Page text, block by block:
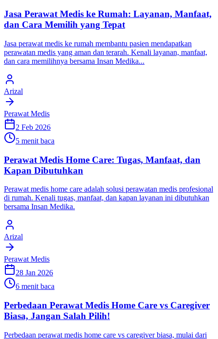
Jasa Perawat Medis ke Rumah: Layanan, Manfaat,
dan Cara Memilih yang Tepat
Jasa perawat medis ke rumah membantu pasien mendapatkan
perawatan medis yang aman dan terarah. Kenali layanan, manfaat,
dan cara memilihnya bersama Insan Medika...
Arizal
Perawat Medis
2 Feb 2026
5 menit baca
Perawat Medis Home Care: Tugas, Manfaat, dan
Kapan Dibutuhkan
Perawat medis home care adalah solusi perawatan medis profesional
di rumah. Kenali tugas, manfaat, dan kapan layanan ini dibutuhkan
bersama Insan Medika.
Arizal
Perawat Medis
28 Jan 2026
6 menit baca
Perbedaan Perawat Medis Home Care vs Caregiver
Biasa, Jangan Salah Pilih!
Perbedaan perawat medis home care vs caregiver biasa, mulai dari